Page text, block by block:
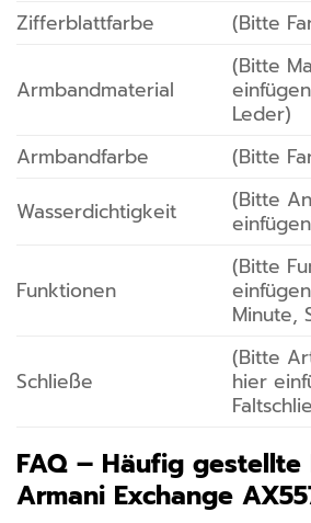
Zifferblattfarbe
(Bitte
Armbandmaterial
(Bitte
Leder)
Armbandfarbe
(Bitte
Wasserdichtigkeit
(Bitte
Funktionen
(Bitte
Minute,
Schließe
(Bitte
hier
FAQ – Häufig gestellte
Armani Exchange